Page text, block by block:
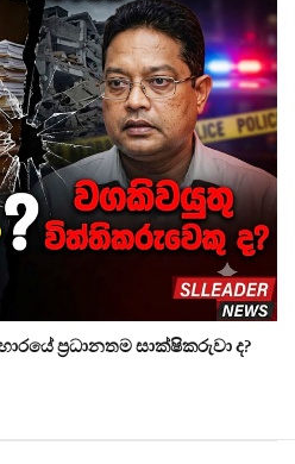
ප්‍රධානතම සාක්ෂිකරුවා ද?